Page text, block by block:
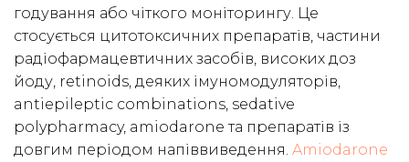
годування або чіткого моніторингу. Це
стосується цитотоксичних препаратів, частини
радіофармацевтичних засобів, високих доз
йоду, retinoids, деяких імуномодуляторів,
antiepileptic combinations, sedative
polypharmacy, amiodarone та препаратів із
довгим періодом напіввиведення. Amiodarone